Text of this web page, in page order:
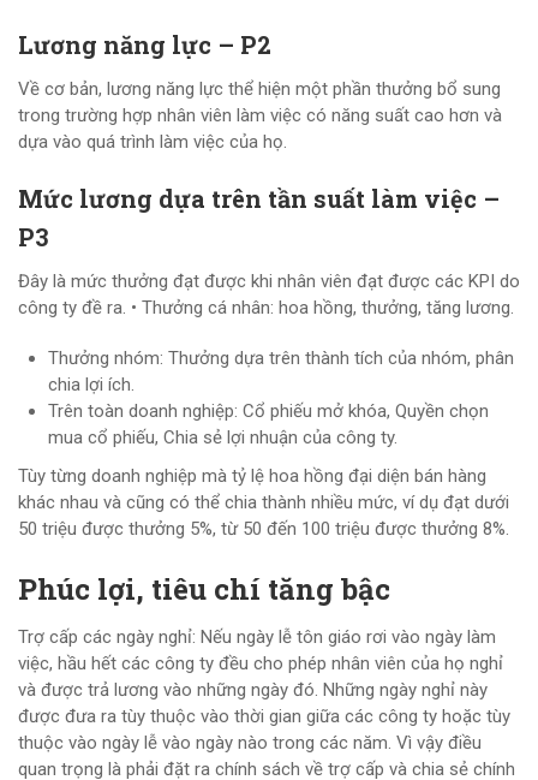
Lương năng lực – P2
Về cơ bản, lương năng lực thể hiện một phần thưởng bổ sung
trong trường hợp nhân viên làm việc có năng suất cao hơn và
dựa vào quá trình làm việc của họ.
Mức lương dựa trên tần suất làm việc –
P3
Đây là mức thưởng đạt được khi nhân viên đạt được các KPI do
công ty đề ra. • Thưởng cá nhân: hoa hồng, thưởng, tăng lương.
Thưởng nhóm: Thưởng dựa trên thành tích của nhóm, phân
chia lợi ích.
Trên toàn doanh nghiệp: Cổ phiếu mở khóa, Quyền chọn
mua cổ phiếu, Chia sẻ lợi nhuận của công ty.
Tùy từng doanh nghiệp mà tỷ lệ hoa hồng đại diện bán hàng
khác nhau và cũng có thể chia thành nhiều mức, ví dụ đạt dưới
50 triệu được thưởng 5%, từ 50 đến 100 triệu được thưởng 8%.
Phúc lợi, tiêu chí tăng bậc
Trợ cấp các ngày nghỉ: Nếu ngày lễ tôn giáo rơi vào ngày làm
việc, hầu hết các công ty đều cho phép nhân viên của họ nghỉ
và được trả lương vào những ngày đó. Những ngày nghỉ này
được đưa ra tùy thuộc vào thời gian giữa các công ty hoặc tùy
thuộc vào ngày lễ vào ngày nào trong các năm. Vì vậy điều
quan trọng là phải đặt ra chính sách về trợ cấp và chia sẻ chính